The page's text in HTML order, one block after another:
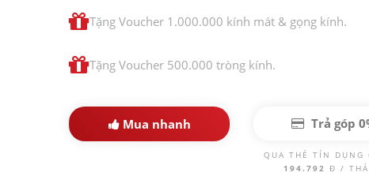
Tặng Voucher 1.000.000 kính mát & gọng kính.
Tặng Voucher 500.000 tròng kính.
Mua nhanh Trả góp
QUA THẺ TÍN DỤNG
194.792Đ /